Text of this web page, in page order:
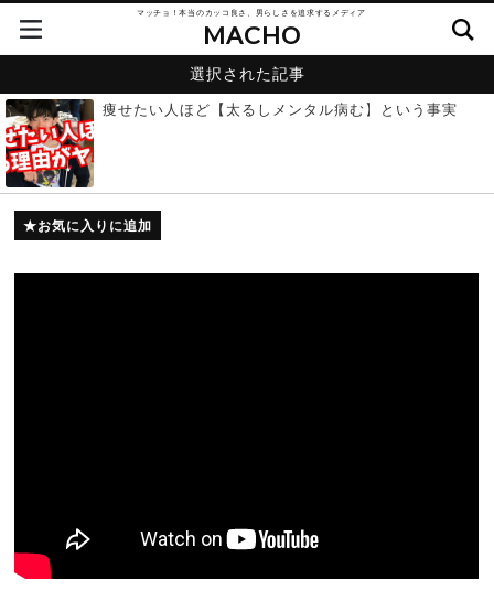
マッチョ！本当のカッコ良さ、男らしさを追求するメディア
MACHO
選択された記事
痩せたい人ほど【太るしメンタル病む】という事実
お気に入りに追加